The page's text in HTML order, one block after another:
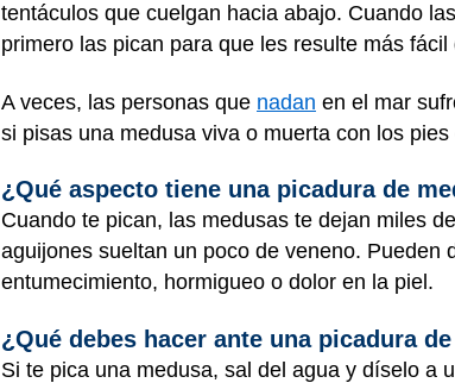
tentáculos que cuelgan hacia abajo. Cuando
primero las pican para que les resulte más fácil
A veces, las personas que nadan en el mar
si pisas una medusa viva o muerta con los pies
¿Qué aspecto tiene una picadura de
Cuando te pican, las medusas te dejan miles
aguijones sueltan un poco de veneno. Pueden
entumecimiento, hormigueo o dolor en la piel.
¿Qué debes hacer ante una picadura
Si te pica una medusa, sal del agua y díselo a